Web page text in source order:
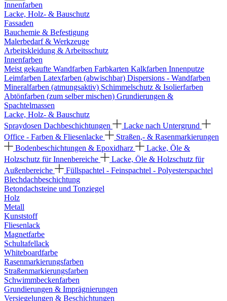
Innenfarben
Lacke, Holz- & Bauschutz
Fassaden
Bauchemie & Befestigung
Malerbedarf & Werkzeuge
Arbeitskleidung & Arbeitsschutz
Innenfarben
Meist gekaufte Wandfarben Farbkarten Kalkfarben Innenputze
Leimfarben Latexfarben (abwischbar) Dispersions - Wandfarben
Mineralfarben (atmungsaktiv) Schimmelschutz & Isolierfarben
Abtönfarben (zum selber mischen) Grundierungen &
Spachtelmassen
Lacke, Holz- & Bauschutz
Spraydosen Dachbeschichtungen
Lacke nach Untergrund
Office - Farben & Fliesenlacke
Straßen,- & Rasenmarkierungen
Bodenbeschichtungen & Epoxidharz
Lacke, Öle &
Holzschutz für Innenbereiche
Lacke, Öle & Holzschutz für
Außenbereiche
Füllspachtel - Feinspachtel - Polyesterspachtel
Blechdachbeschichtung
Betondachsteine und Tonziegel
Holz
Metall
Kunststoff
Fliesenlack
Magnetfarbe
Schultafellack
Whiteboardfarbe
Rasenmarkierungsfarben
Straßenmarkierungsfarben
Schwimmbeckenfarben
Grundierungen & Imprägnierungen
Versiegelungen & Beschichtungen